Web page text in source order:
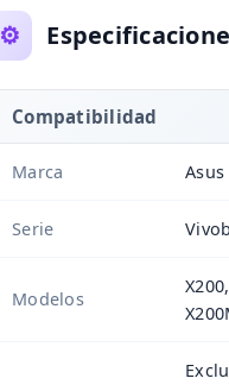
⚙️
Compatibilidad
Marca Asus
Serie
Modelos